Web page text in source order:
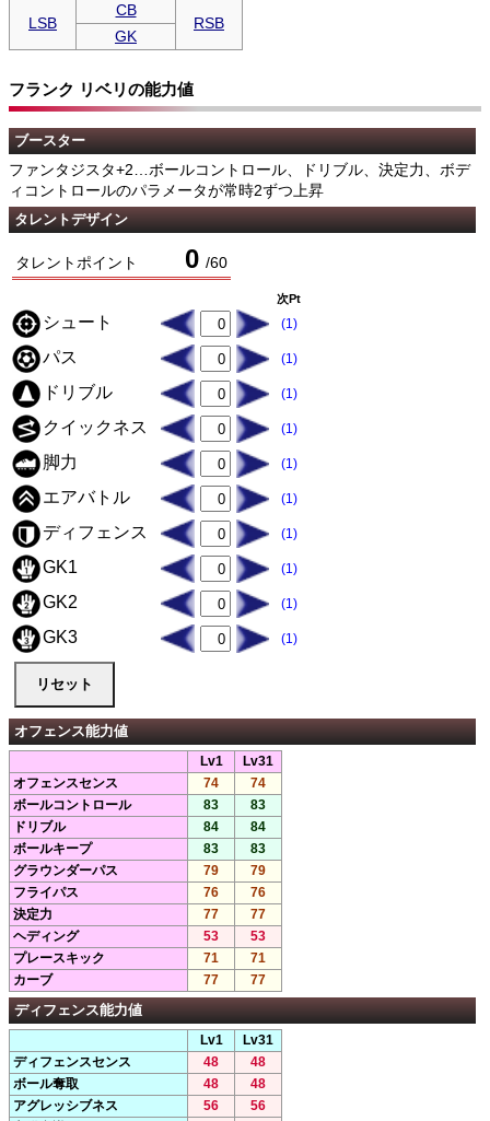
LSB
CB
RSB
GK
フランク リベリの能力値
ブースター
ファンタジスタ+2…ボールコントロール、ドリブル、決定力、ボデ
ィコントロールのパラメータが常時2ずつ上昇
タレントデザイン
タレントポイント 0 /60
次Pt
シュート (1)
パス (1)
ドリブル (1)
クイックネス (1)
脚力 (1)
エアバトル (1)
ディフェンス (1)
GK1 (1)
GK2 (1)
GK3 (1)
オフェンス能力値
Lv1
Lv31
オフェンスセンス
74
74
ボールコントロール
83
83
ドリブル
84
84
ボールキープ
83
83
グラウンダーパス
79
79
フライパス
76
76
決定力
77
77
ヘディング
53
53
プレースキック
71
71
カーブ
77 77
ディフェンス能力値
Lv1
Lv31
ディフェンスセンス
48
48
ボール奪取
48
48
アグレッシブネス
56
56